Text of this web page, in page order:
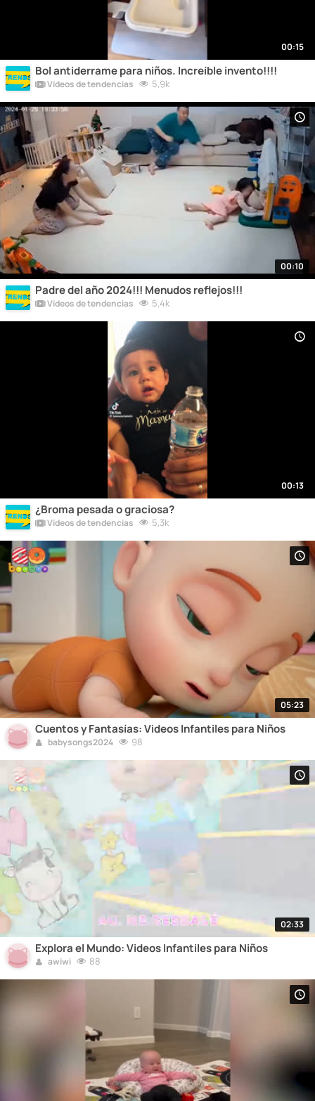
00:15
Bol antiderrame para niños. Increíble invento!!!!
Vídeos de tendencias 5,9k
00:10
Padre del año 2024!!! Menudos reflejos!!!
Vídeos de tendencias 5,4k
00:13
¿Broma pesada o graciosa?
Vídeos de tendencias 5,3k
05:23
Cuentos y Fantasías: Videos Infantiles para Niños
babysongs2024 98
02:33
Explora el Mundo: Videos Infantiles para Niños
awiwi 88